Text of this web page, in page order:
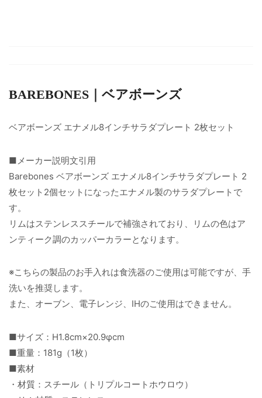
BAREBONES｜ベアボーンズ
ベアボーンズ エナメル8インチサラダプレート 2枚セット
■メーカー説明文引用
Barebones ベアボーンズ エナメル8インチサラダプレート 2
枚セット2個セットになったエナメル製のサラダプレートで
す。
リムはステンレススチールで補強されており、リムの色はア
ンティーク調のカッパーカラーとなります。
※こちらの製品のお手入れは食洗器のご使用は可能ですが、手
洗いを推奨します。
また、オーブン、電子レンジ、IHのご使用はできません。
■サイズ：H1.8cm×20.9φcm
■重量：181g（1枚）
■素材
・材質：スチール（トリプルコートホウロウ）